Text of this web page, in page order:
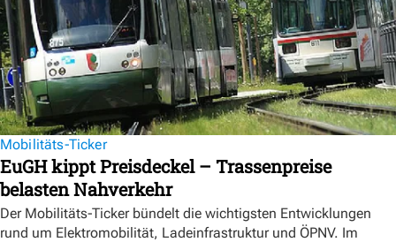
Mobilitäts-Ticker
EuGH kippt Preisdeckel – Trassenpreise
belasten Nahverkehr
Der Mobilitäts-Ticker bündelt die wichtigsten Entwicklungen
rund um Elektromobilität, Ladeinfrastruktur und ÖPNV. Im